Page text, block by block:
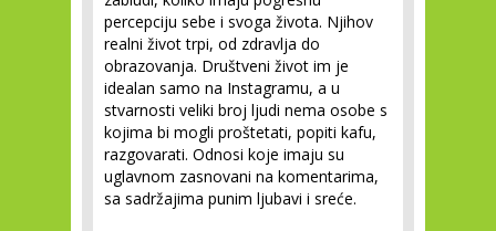
percepciju sebe i svoga života. Njihov
realni život trpi, od zdravlja do
obrazovanja. Društveni život im je
idealan samo na Instagramu, a u
stvarnosti veliki broj ljudi nema osobe s
kojima bi mogli proštetati, popiti kafu,
razgovarati. Odnosi koje imaju su
uglavnom zasnovani na komentarima,
sa sadržajima punim ljubavi i sreće.